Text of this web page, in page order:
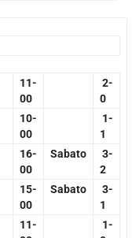
11-
00
2-
0
10-
00
1-
1
16-
00
Sabato
3-
2
15-
00
Sabato
3-
1
11-
1-